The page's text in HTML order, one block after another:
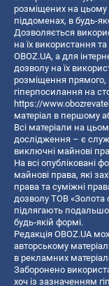
розміщених на цьому
піддоменах, в будь-
Дозволяється
на їх використання
OBOZ.UA, а для
дозволу на їх
розміщення прямого,
гіперпосилання на
https://
матеріал в першому
Всі матеріали на
дослідження – є
виключні майнові
На всі опубліковані
майнові права, які
права та суміжні
дозволу ТОВ «Золота
підлягають
будь-якій формі.
Редакція OBOZ.UA
авторському
в рекламних
Заборонено
хоч із зазначенням